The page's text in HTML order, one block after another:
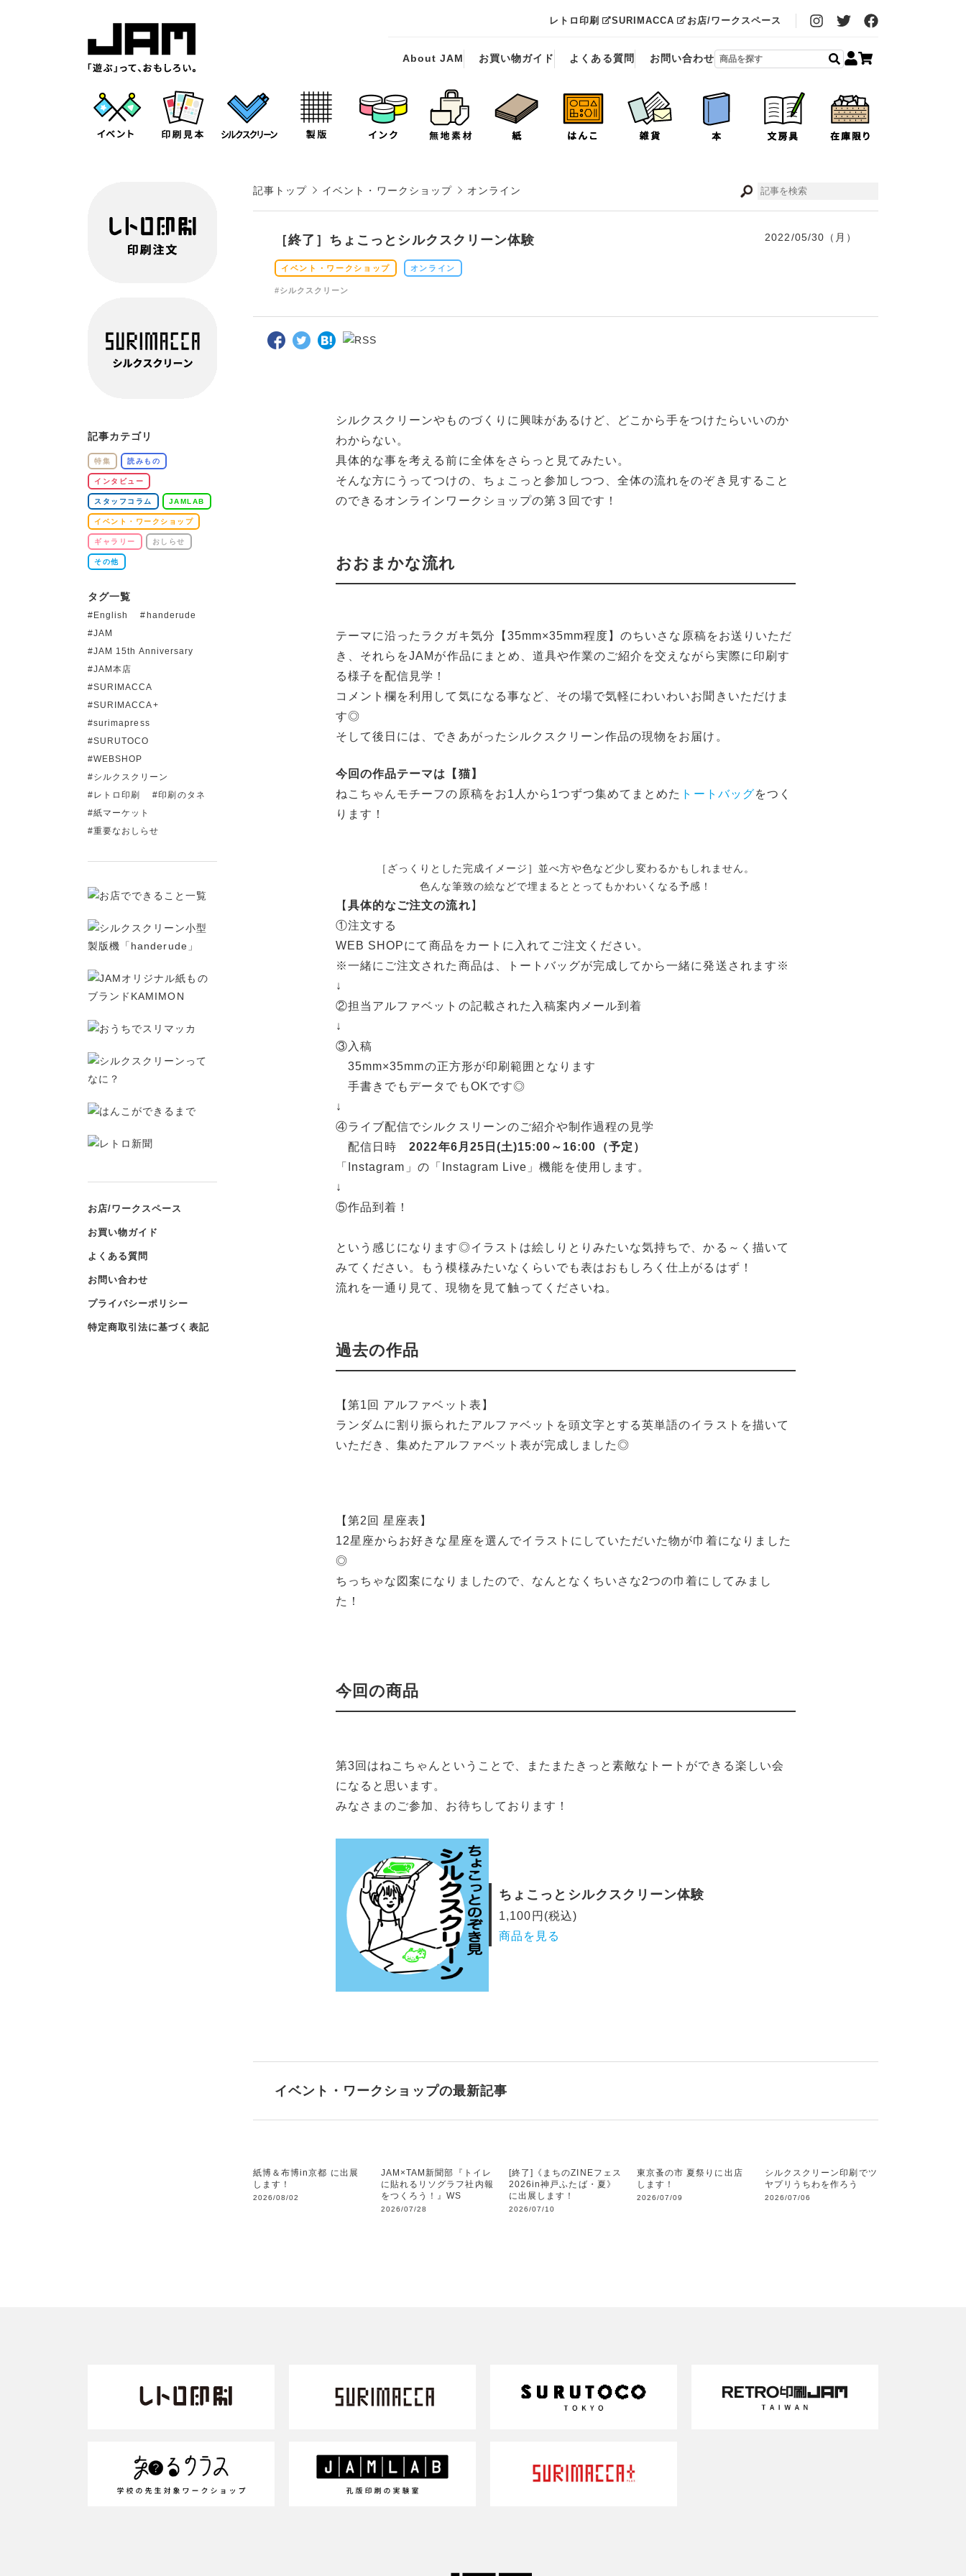
レトロ印刷 SURIMACCA お店/ワークスペース
About JAM お買い物ガイド よくある質問 お問い合わせ
記事トップ イベント・ワークショップ オンライン
［終了］ちょこっとシルクスクリーン体験 2022/05/30（月）
イベント・ワークショップ オンライン
#シルクスクリーン
シルクスクリーンやものづくりに興味があるけど、どこから手をつけたらいいのか
わからない。
具体的な事を考える前に全体をさらっと見てみたい。
そんな方にうってつけの、ちょこっと参加しつつ、全体の流れをのぞき見すること
のできるオンラインワークショップの第３回です！
おおまかな流れ
テーマに沿ったラクガキ気分【35mm×35mm程度】のちいさな原稿をお送りいただ
き、それらをJAMが作品にまとめ、道具や作業のご紹介を交えながら実際に印刷す
る様子を配信見学！
コメント欄を利用して気になる事など、その場で気軽にわいわいお聞きいただけま
す◎
そして後日には、できあがったシルクスクリーン作品の現物をお届け。
今回の作品テーマは【猫】
ねこちゃんモチーフの原稿をお1人から1つずつ集めてまとめた トートバッグをつく
ります！
［ざっくりとした完成イメージ］並べ方や色など少し変わるかもしれません。
色んな筆致の絵などで埋まるととってもかわいくなる予感！
【具体的なご注文の流れ 】
①注文する
WEB SHOPにて商品をカートに入れてご注文ください。
※一緒にご注文された商品は、トートバッグが完成してから一緒に発送されます※
↓
②担当アルファベットの記載された入稿案内メール到着
↓
③入稿
35mm×35mmの正方形が印刷範囲となります
手書きでもデータでもOKです◎
↓
④ライブ配信でシルクスリーンのご紹介や制作過程の見学
配信日時2022年6月25日(土)15:00～16:00（予定）
「Instagram」の「Instagram Live」機能を使用します。
↓
⑤作品到着！
という感じになります◎イラストは絵しりとりみたいな気持ちで、かる～く描いて
みてください。もう模様みたいなくらいでも表はおもしろく仕上がるはず！
流れを一通り見て、現物を見て触ってくださいね。
過去の作品
【第1回 アルファベット表】
ランダムに割り振られたアルファベットを頭文字とする英単語のイラストを描いて
いただき、集めたアルファベット表が完成しました◎
【第2回 星座表】
12星座からお好きな星座を選んでイラストにしていただいた物が巾着になりました
◎
ちっちゃな図案になりましたので、なんとなくちいさな2つの巾着にしてみまし
た！
今回の商品
第3回はねこちゃんということで、またまたきっと素敵なトートができる楽しい会
になると思います。
みなさまのご参加、お待ちしております！
ちょこっとシルクスクリーン体験
1,100円(税込)
商品を見る
イベント・ワークショップの最新記事
紙博＆布博in京都 に出展
します！
2026/08/02
JAM×TAM新聞部『トイレ
に貼れるリソグラフ社内報
をつくろう！』WS
2026/07/28
[終了]《まちのZINEフェス
2026​in神戸ふたば・夏》
に出展します！
2026/07/10
東京蚤の市 夏祭りに出店
します！
2026/07/09
シルクスクリーン印刷でツ
ヤプリうちわを作ろう
2026/07/06
記事カテゴリ
特集 読みもの
インタビュー
スタッフコラム JAMLAB
イベント・ワークショップ
ギャラリー おしらせ
その他
タグ一覧
English
handerude
JAM
JAM 15th Anniversary
JAM本店
SURIMACCA
SURIMACCA+
surimapress
SURUTOCO
WEBSHOP
シルクスクリーン
レトロ印刷
印刷のタネ
紙マーケット
重要なおしらせ
お店/ワークスペース
お買い物ガイド
よくある質問
お問い合わせ
プライバシーポリシー
特定商取引法に基づく表記